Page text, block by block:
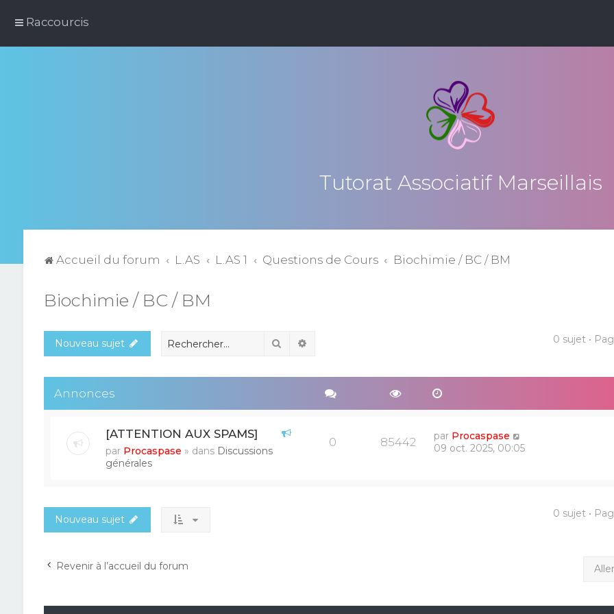
Raccourcis
Tutorat Associatif Marseillais
Accueil du forum L.AS L.AS 1 Questions de Cours Biochimie / BC / BM
Biochimie / BC / BM
Nouveau sujet Rechercher 0 sujet •
Annonces
[ATTENTION AUX SPAMS]
par Procaspase » dans Discussions
générales
0 85442 par Procaspase
09 oct. 2025, 00:05
Nouveau sujet 0 sujet •
Revenir à l’accueil du forum Aller